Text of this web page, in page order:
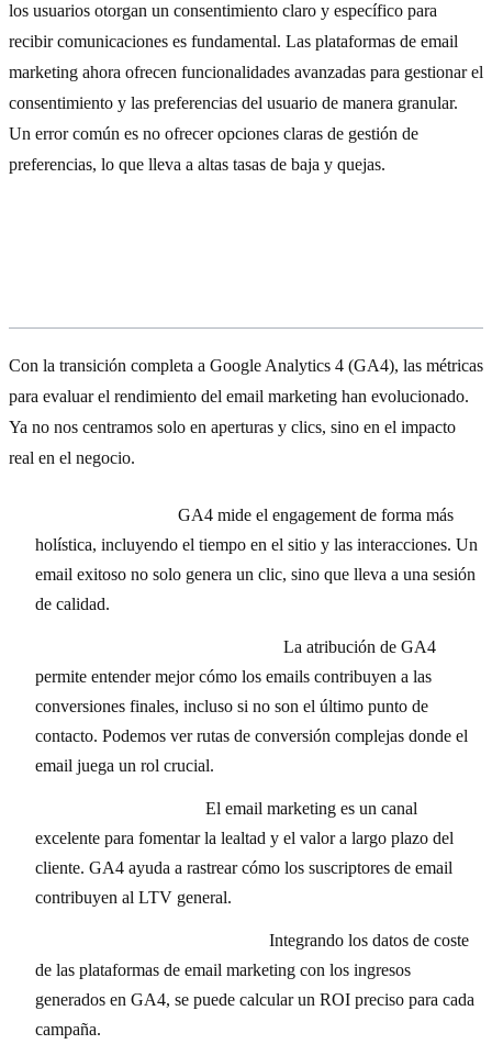
los usuarios otorgan un consentimiento claro y específico para
recibir comunicaciones es fundamental. Las plataformas de email
marketing ahora ofrecen funcionalidades avanzadas para gestionar el
consentimiento y las preferencias del usuario de manera granular.
Un error común es no ofrecer opciones claras de gestión de
preferencias, lo que lleva a altas tasas de baja y quejas.
Con la transición completa a Google Analytics 4 (GA4), las métricas
para evaluar el rendimiento del email marketing han evolucionado.
Ya no nos centramos solo en aperturas y clics, sino en el impacto
real en el negocio.
GA4 mide el engagement de forma más
holística, incluyendo el tiempo en el sitio y las interacciones. Un
email exitoso no solo genera un clic, sino que lleva a una sesión
de calidad.
La atribución de GA4
permite entender mejor cómo los emails contribuyen a las
conversiones finales, incluso si no son el último punto de
contacto. Podemos ver rutas de conversión complejas donde el
email juega un rol crucial.
El email marketing es un canal
excelente para fomentar la lealtad y el valor a largo plazo del
cliente. GA4 ayuda a rastrear cómo los suscriptores de email
contribuyen al LTV general.
Integrando los datos de coste
de las plataformas de email marketing con los ingresos
generados en GA4, se puede calcular un ROI preciso para cada
campaña.